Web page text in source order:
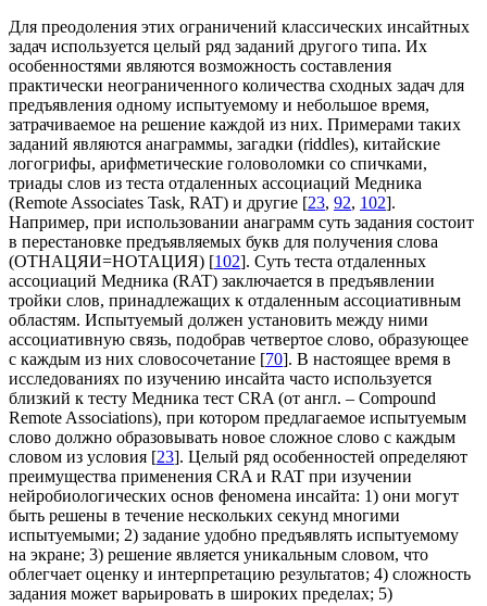
Для преодоления этих ограничений классических инсайтных
задач используется целый ряд заданий другого типа. Их
особенностями являются возможность составления
практически неограниченного количества сходных задач для
предъявления одному испытуемому и небольшое время,
затрачиваемое на решение каждой из них. Примерами таких
заданий являются анаграммы, загадки (riddles), китайские
логогрифы, арифметические головоломки со спичками,
триады слов из теста отдаленных ассоциаций Медника
(Remote Associates Task, RAT) и другие [23, 92, 102].
Например, при использовании анаграмм суть задания состоит
в перестановке предъявляемых букв для получения слова
(ОТНАЦЯИ=НОТАЦИЯ) [102]. Суть теста отдаленных
ассоциаций Медника (RAT) заключается в предъявлении
тройки слов, принадлежащих к отдаленным ассоциативным
областям. Испытуемый должен установить между ними
ассоциативную связь, подобрав четвертое слово, образующее
с каждым из них словосочетание [70]. В настоящее время в
исследованиях по изучению инсайта часто используется
близкий к тесту Медника тест CRA (от англ. – Compound
Remote Associations), при котором предлагаемое испытуемым
слово должно образовывать новое сложное слово с каждым
словом из условия [23]. Целый ряд особенностей определяют
преимущества применения CRA и RAT при изучении
нейробиологических основ феномена инсайта: 1) они могут
быть решены в течение нескольких секунд многими
испытуемыми; 2) задание удобно предъявлять испытуемому
на экране; 3) решение является уникальным словом, что
облегчает оценку и интерпретацию результатов; 4) сложность
задания может варьировать в широких пределах; 5)